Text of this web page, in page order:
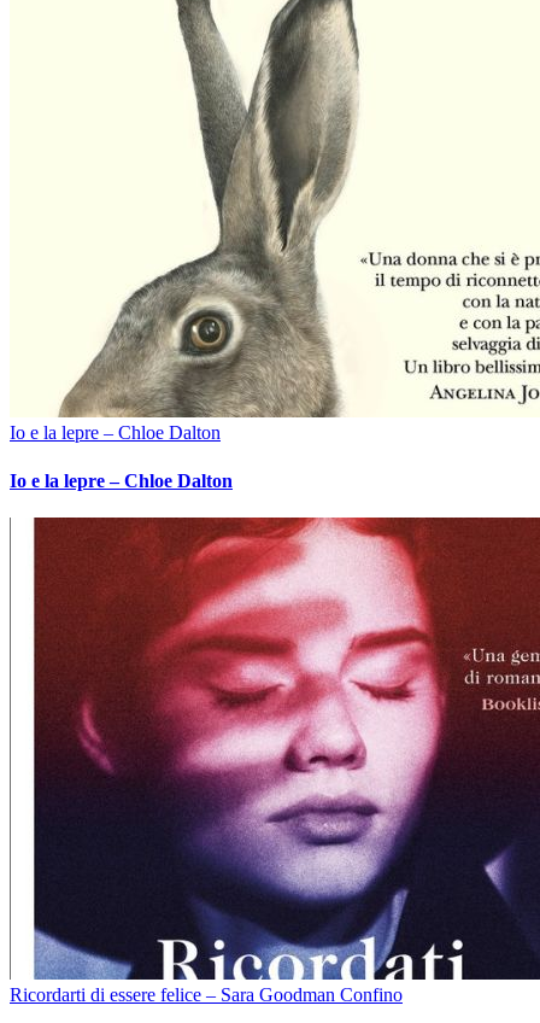
Io e la lepre – Chloe Dalton
Io e la lepre – Chloe Dalton
Ricordarti di essere felice – Sara Goodman Confino